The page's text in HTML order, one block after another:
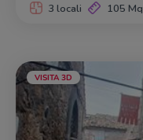
3 locali 105 Mq
VISITA 3D